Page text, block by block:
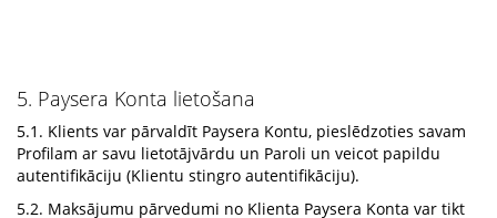
5. Paysera Konta lietošana
5.1. Klients var pārvaldīt Paysera Kontu, pieslēdzoties savam
Profilam ar savu lietotājvārdu un Paroli un veicot papildu
autentifikāciju (Klientu stingro autentifikāciju).
5.2. Maksājumu pārvedumi no Klienta Paysera Konta var tikt